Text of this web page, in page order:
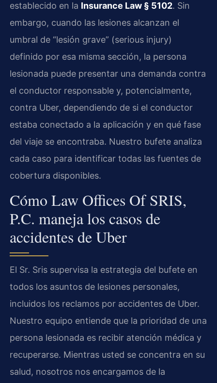
establecido en la Insurance Law § 5102. Sin
embargo, cuando las lesiones alcanzan el
umbral de “lesión grave” (serious injury)
definido por esa misma sección, la persona
lesionada puede presentar una demanda contra
el conductor responsable y, potencialmente,
contra Uber, dependiendo de si el conductor
estaba conectado a la aplicación y en qué fase
del viaje se encontraba. Nuestro bufete analiza
cada caso para identificar todas las fuentes de
cobertura disponibles.
Cómo Law Offices Of SRIS,
P.C. maneja los casos de
accidentes de Uber
El Sr. Sris supervisa la estrategia del bufete en
todos los asuntos de lesiones personales,
incluidos los reclamos por accidentes de Uber.
Nuestro equipo entiende que la prioridad de una
persona lesionada es recibir atención médica y
recuperarse. Mientras usted se concentra en su
salud, nosotros nos encargamos de la